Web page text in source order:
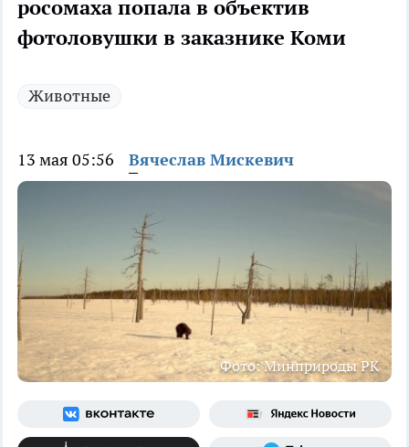
росомаха попала в объектив
фотоловушки в заказнике Коми
Животные
13 мая 05:56 Вячеслав Мискевич
Фото: Минприроды РК